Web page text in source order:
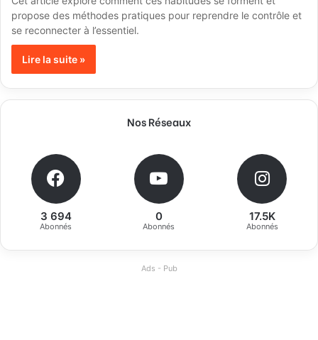
propose des méthodes pratiques pour reprendre le contrôle et
se reconnecter à l’essentiel.
Lire la suite »
Nos Réseaux
3 694
Abonnés
0
Abonnés
17.5K
Abonnés
Ads - Pub